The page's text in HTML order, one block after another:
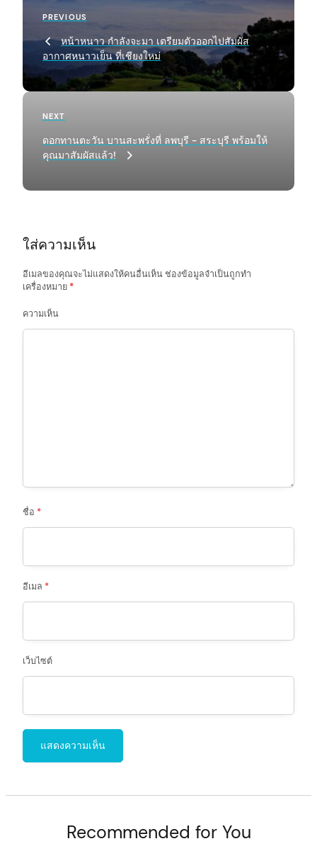
s
t
n
g
o
n
Previous
PREVIOUS
หน้าหนาว กำลังจะมา เตรียมตัวออกไปสัมผัส
อากาศหนาวเย็น ที่เชียงใหม่
Next
NEXT
ดอกทานตะวัน บานสะพรั่งที่ ลพบุรี - สระบุรี พร้อมให้
คุณมาสัมผัสแล้ว!
ใส่ความเห็น
อีเมลของคุณจะไม่แสดงให้คนอื่นเห็นช่องข้อมูลจำเป็นถูกทำ
เครื่องหมาย *
ความเห็น
ชื่อ *
อีเมล *
เว็บไซต์
Recommended for You